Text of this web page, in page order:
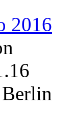
2016